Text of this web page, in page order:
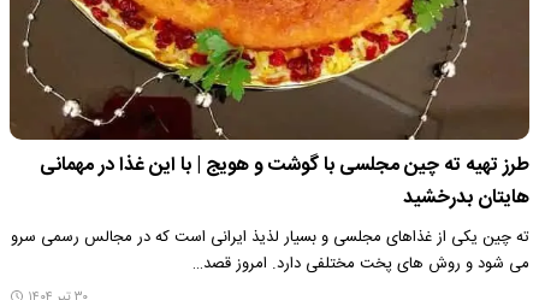
طرز تهیه ته چین مجلسی با گوشت و هویج | با این غذا در مهمانی
هایتان بدرخشید
ته چین یکی از غذاهای مجلسی و بسیار لذیذ ایرانی است که در مجالس رسمی سرو
می شود و روش های پخت مختلفی دارد. امروز قصد…